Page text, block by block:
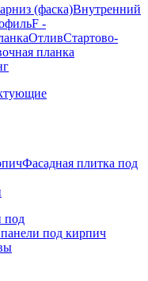
(фаска)Внутренний
F -
ОтливСтартово-
планка
Фасадная плитка под
под
под кирпич